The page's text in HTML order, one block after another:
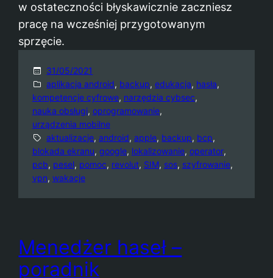
w ostateczności błyskawicznie zaczniesz
pracę na wcześniej przygotowanym
sprzęcie.
31/05/2021
aplikacja android, backup, edukacja, hasła,
kompetencje cyfrowe, narzędzia cybsec,
nauka obsługi, oprogramowanie,
urządzenia mobilne
aktualizacje, android, apple, backup, bcp,
blokada ekranu, google, lokalizowanie, operator,
pcb, pesel, pomoc, revolut, SIM, sos, szyfrowanie,
vpn, wakacje
Menedżer haseł –
poradnik